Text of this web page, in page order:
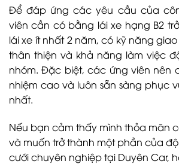
Để đáp ứng các yêu cầu của
viên cần có bằng lái xe hạng B2
lái xe ít nhất 2 năm, có kỹ năng
thân thiện và khả năng làm việc
nhóm. Đặc biệt, các ứng viên nên
nhiệm cao và luôn sẵn sàng phục
nhất.
Nếu bạn cảm thấy mình thỏa mãn
và muốn trở thành một phần của
cưới chuyên nghiệp tại Duyên Car,